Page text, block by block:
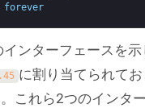
forever
ンターフェースを
に割り当てられて
これら2つのインタ